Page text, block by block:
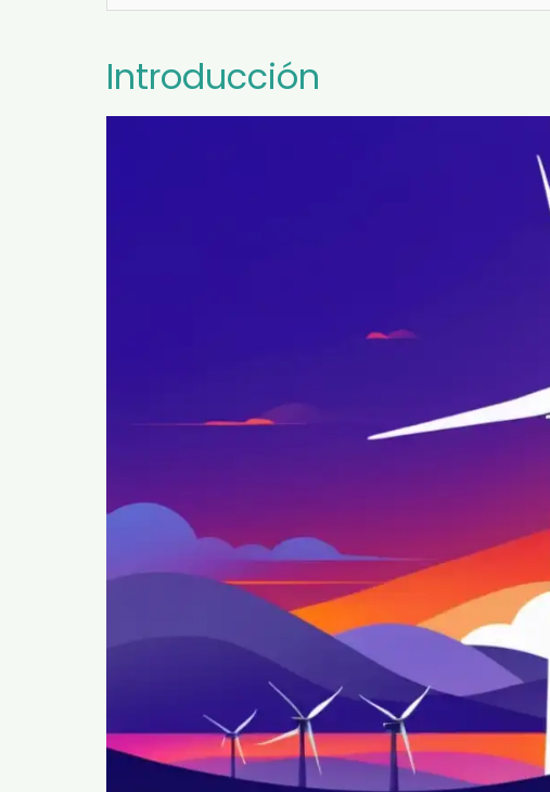
Introducción